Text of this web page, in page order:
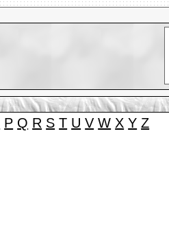
P Q R S T U V W X Y Z